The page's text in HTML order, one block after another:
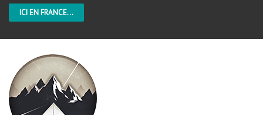
ICI EN FRANCE...